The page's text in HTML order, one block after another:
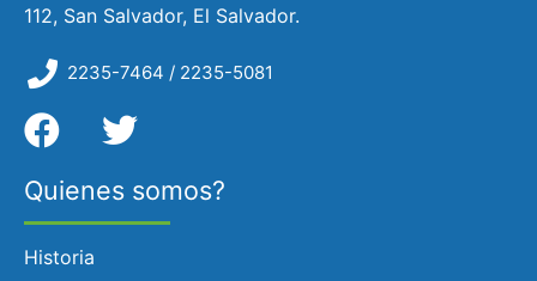
112, San Salvador, El Salvador.
2235-7464 / 2235-5081
Quienes somos?
Historia